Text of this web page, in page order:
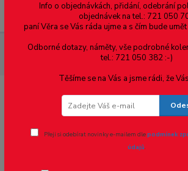
Železniční modelářství
H0 - DCC set
(osvětlení) a nákladního vozu Vsa ČSD
H0 - DCC set služebního
(osvětlení) a nákladního
Info o objednávkách, přidání, odebrání
objednávek na tel.: 721 050
paní Věra se Vás ráda ujme a s čím bude
Odborné dotazy, náměty, vše podrobné
tel.: 721 050 382 :-)
Těšíme se na Vás a jsme rádi, že
Přeji si odebírat novinky e-mailem dlepodmínek
údajů.